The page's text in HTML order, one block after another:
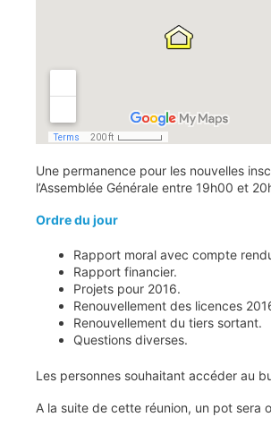
Une permanence pour les nouvelles
l’Assemblée Générale entre 19h00 et
Ordre du jour
Rapport moral avec compte
Rapport financier.
Projets pour 2016.
Renouvellement des licences
Renouvellement du tiers sortant.
Questions diverses.
Les personnes souhaitant accéder au
A la suite de cette réunion, un pot sera